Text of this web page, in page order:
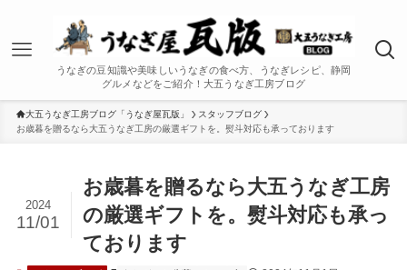
うなぎの豆知識や美味しいうなぎの食べ方、うなぎレシピ、静岡
グルメなどをご紹介！大五うなぎ工房ブログ
大五うなぎ工房ブログ「うなぎ屋瓦版」
スタッフブログ
お歳暮を贈るなら大五うなぎ工房の厳選ギフトを。熨斗対応も承っております
お歳暮を贈るなら大五うなぎ工房
の厳選ギフトを。熨斗対応も承っ
ております
2024
11/01